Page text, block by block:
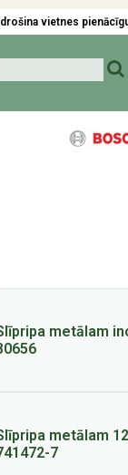
vietnes
metālam
metālam
7